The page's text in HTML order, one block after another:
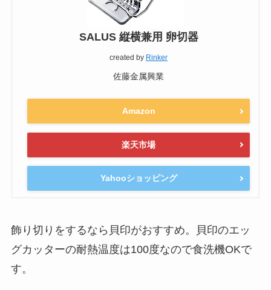
SALUS 縦横兼用 卵切器
created by Rinker
佐藤金属興業
Amazon
楽天市場
Yahooショッピング
飾り切りをするなら貝印がおすすめ。貝印のエッ
グカッターの耐熱温度は100度なので食洗機OKで
す。